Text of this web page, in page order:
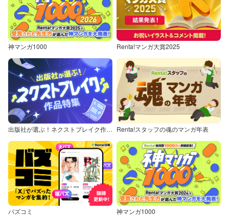
神マンガ1000 Renta!マンガ大賞2025
出版社が選ぶ！ネクストブレイク作品特集 Renta!スタッフの魂のマンガ年表
バズコミ 神マンガ1000